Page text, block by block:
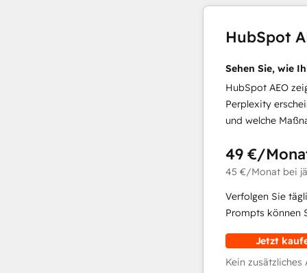
HubSpot
Sehen Sie, wie
HubSpot AEO
Perplexity
und welche
49 €/
45 €/Monat bei
Verfolgen Sie
Prompts können
Jetzt
Kein